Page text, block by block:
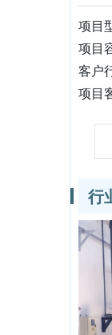
项目
项目
客户
项目
行